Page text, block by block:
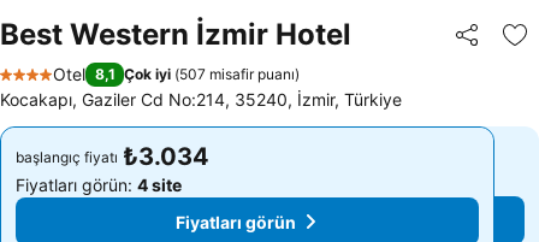
Best Western İzmir Hotel Paylaş
4 Yıldız
Otel 8,1 Çok iyi (507 misafir puanı)
Kocakapı, Gaziler Cd No:214, 35240, İzmir, Türkiye
başlangıç fiyatı ₺3.034
Fiyatları görün: 4 site
Fiyatları görün
başlangıç fiyatı ₺3.034
Fiyatları görün: 4 site
Fiyatları görün